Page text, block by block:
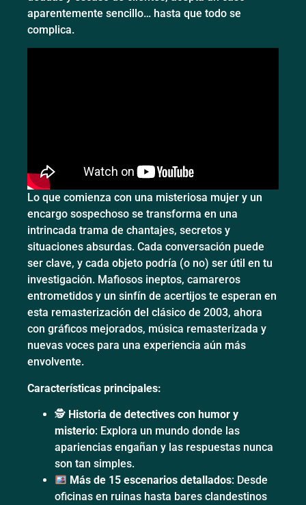
aparentemente sencillo… hasta que todo se
complica.
Lo que comienza con una misteriosa mujer y un
encargo sospechoso se transforma en una
intrincada trama de chantajes, secretos y
situaciones absurdas. Cada conversación puede
ser clave, y cada objeto podría (o no) ser útil en tu
investigación. Mafiosos ineptos, camareros
entrometidos y un sinfín de acertijos te esperan en
esta remasterización del clásico de 2003, ahora
con gráficos mejorados, música remasterizada y
nuevas voces para una experiencia aún más
envolvente.
Características principales:
🕵️ Historia de detectives con humor y
misterio: Explora un mundo donde las
apariencias engañan y las respuestas nunca
son tan simples.
Más de 15 escenarios detallados: Desde
oficinas en ruinas hasta bares clandestinos